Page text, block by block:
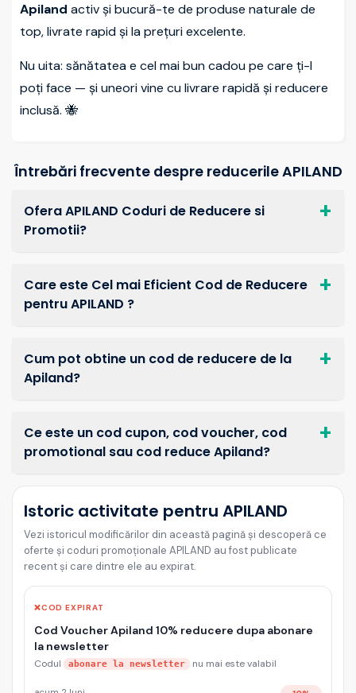
Apiland activ și bucură-te de produse naturale de
top, livrate rapid și la prețuri excelente.
Nu uita: sănătatea e cel mai bun cadou pe care ți-l
poți face — și uneori vine cu livrare rapidă și reducere
inclusă. 🐝
Întrebări frecvente despre reducerile APILAND
Ofera APILAND Coduri de Reducere si
Promotii?
Care este Cel mai Eficient Cod de Reducere
pentru APILAND ?
Cum pot obtine un cod de reducere de la
Apiland?
Ce este un cod cupon, cod voucher, cod
promotional sau cod reduce Apiland?
Istoric activitate pentru APILAND
Vezi istoricul modificărilor din această pagină și descoperă ce
oferte și coduri promoționale APILAND au fost publicate
recent și care dintre ele au expirat.
❌COD EXPIRAT
Cod Voucher Apiland 10% reducere dupa abonare
la newsletter
Codul abonare la newsletter nu mai este valabil